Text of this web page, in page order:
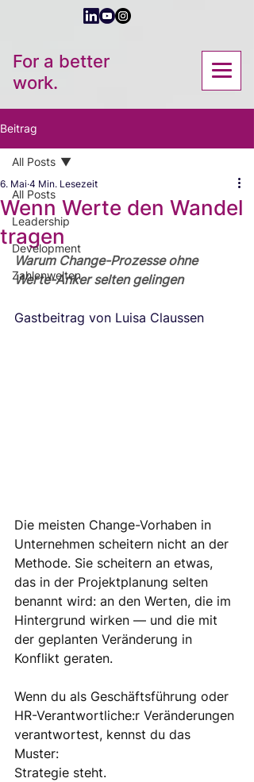
For a better
work.
Beitrag
All Posts
Leadership
Development
Zahlenwelten
All Posts
Wenn Werte den Wandel
tragen
6. Mai 4 Min. Lesezeit
Warum Change-Prozesse ohne
Werte-Anker selten gelingen
Gastbeitrag von Luisa Claussen
Die meisten Change-Vorhaben in
Unternehmen scheitern nicht an der
Methode. Sie scheitern an etwas,
das in der Projektplanung selten
benannt wird: an den Werten, die im
Hintergrund wirken — und die mit
der geplanten Veränderung in
Konflikt geraten.
Wenn du als Geschäftsführung oder
HR-Verantwortliche:r Veränderungen
verantwortest, kennst du das
Muster:
Strategie steht.